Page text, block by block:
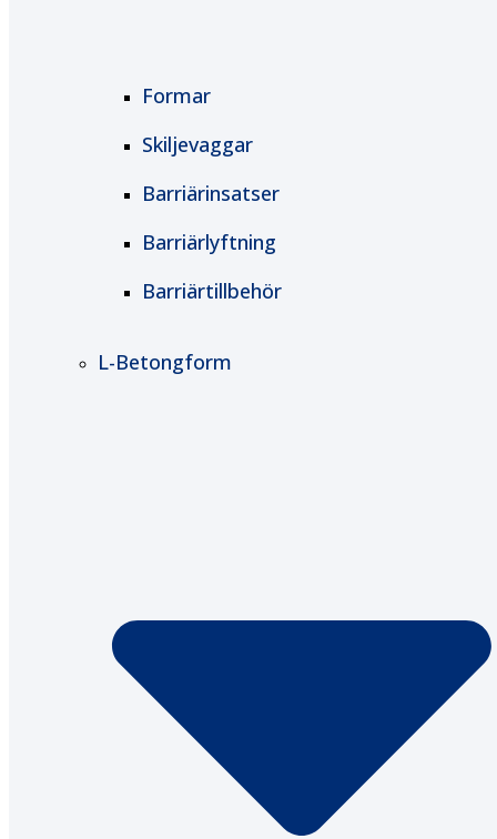
Formar
Skiljevaggar
Barriärinsatser
Barriärlyftning
Barriärtillbehör
L-Betongform